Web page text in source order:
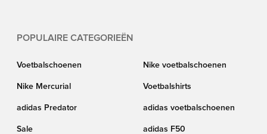
POPULAIRE CATEGORIEËN
Voetbalschoenen Nike voetbalschoenen
Nike Mercurial Voetbalshirts
adidas Predator adidas voetbalschoenen
Sale adidas F50